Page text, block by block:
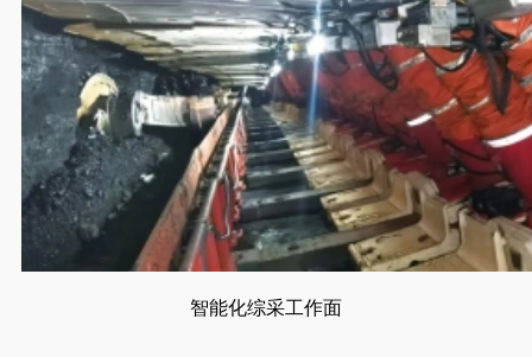
智能化综采工作面